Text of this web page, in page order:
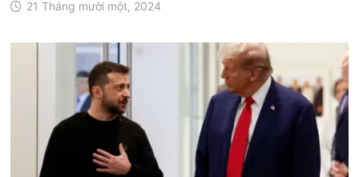
21 Tháng mười một, 2024